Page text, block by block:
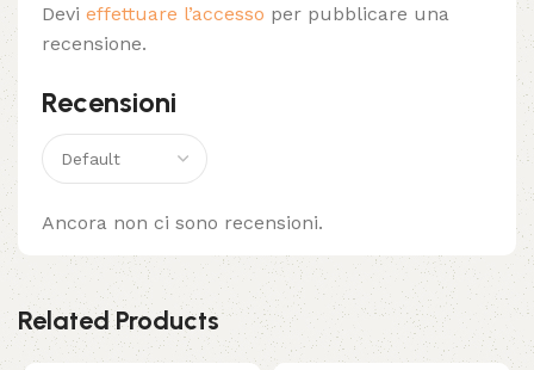
Recensioni
Ancora non ci sono recensioni.
Devi effettuare l’accesso per pubblicare una
recensione.
Related Products